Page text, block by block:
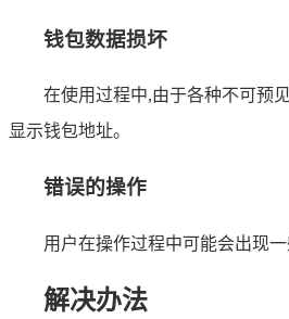
钱包数据损坏
在使用过程中,由于各种不可预
显示钱包地址。
错误的操作
用户在操作过程中可能会出现
解决办法